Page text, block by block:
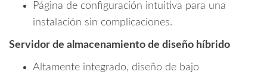
Página de configuración intuitiva para una
instalación sin complicaciones.
Servidor de almacenamiento de diseño híbrido
Altamente integrado, diseño de bajo